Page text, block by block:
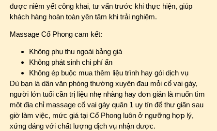
được niêm yết công khai, tư vấn trước khi thực hiện, giúp
khách hàng hoàn toàn yên tâm khi trải nghiệm.
Massage Cổ Phong cam kết:
Không phụ thu ngoài bảng giá
Không phát sinh chi phí ẩn
Không ép buộc mua thêm liệu trình hay gói dịch vụ
Dù bạn là dân văn phòng thường xuyên đau mỏi cổ vai gáy,
người lớn tuổi cần trị liệu nhẹ nhàng hay đơn giản là muốn tìm
một địa chỉ massage cổ vai gáy quận 1 uy tín để thư giãn sau
giờ làm việc, mức giá tại Cổ Phong luôn ở ngưỡng hợp lý,
xứng đáng với chất lượng dịch vụ nhận được.